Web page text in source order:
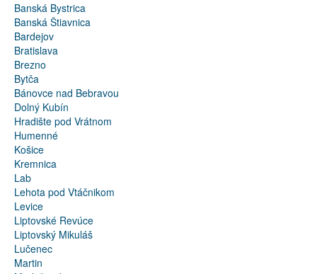
Banská Bystrica
Banská Štiavnica
Bardejov
Bratislava
Brezno
Bytča
Bánovce nad Bebravou
Dolný Kubín
Hradište pod Vrátnom
Humenné
Košice
Kremnica
Lab
Lehota pod Vtáčnikom
Levice
Liptovské Revúce
Liptovský Mikuláš
Lučenec
Martin